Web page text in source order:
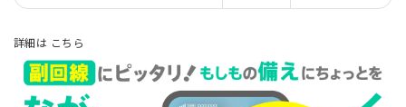
詳細は こちら